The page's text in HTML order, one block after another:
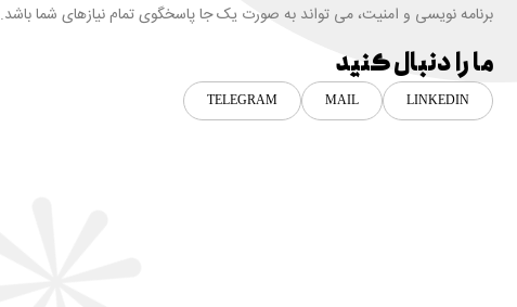
برنامه نویسی و امنیت، می تواند به صورت یک جا پاسخگوی تمام نیازهای شما باشد.
ما را دنبال کنید
LINKEDIN
MAIL
TELEGRAM